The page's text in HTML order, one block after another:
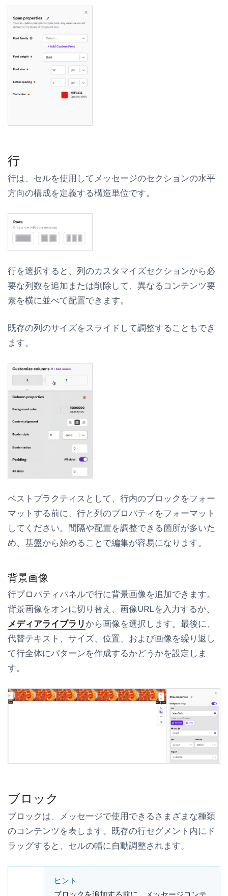
行
行は、セルを使用してメッセージのセクションの水平
方向の構成を定義する構造単位です。
行を選択すると、 列のカスタマイズセクションから必
要な列数を追加または削除して、異なるコンテンツ要
素を横に並べて配置できます。
既存の列のサイズをスライドして調整することもでき
ます。
ベストプラクティスとして、行内のブロックをフォー
マットする前に、行と列のプロパティをフォーマット
してください。間隔や配置を調整できる箇所が多いた
め、基盤から始めることで編集が容易になります。
背景画像
行プロパティパネルで行に背景画像を追加できます。
背景画像をオンに切り替え、画像URLを入力するか、
メディアライブラリから画像を選択します。最後に、
代替テキスト、サイズ、位置、および画像を繰り返し
て行全体にパターンを作成するかどうかを設定しま
す。
ブロック
ブロックは、メッセージで使用できるさまざまな種類
のコンテンツを表します。既存の行セグメント内にド
ラッグすると、セルの幅に自動調整されます。
ヒント